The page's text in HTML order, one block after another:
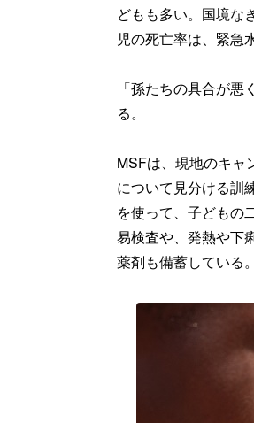
どもも多い。国境な
児の死亡率は、緊急
「孫たちの具合が
る。
MSFは、現地のキャ
について見分ける訓
を使って、子どもの
易検査や、発熱や下
薬剤も備蓄している。